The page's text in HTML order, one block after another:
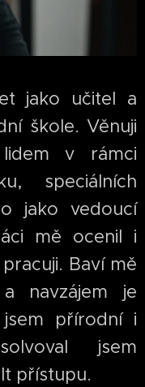
jako učitel a
škole. Věnuji
v rámci
speciálních
jako vedoucí
mě ocenil i
Baví mě
navzájem je
jsem přírodní i
jsem
přístupu.